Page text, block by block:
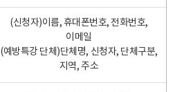
(신청자)이름, 휴대폰번호, 전화번호,
이메일
(예방특강 단체)단체명, 신청자, 단체구분,
지역, 주소